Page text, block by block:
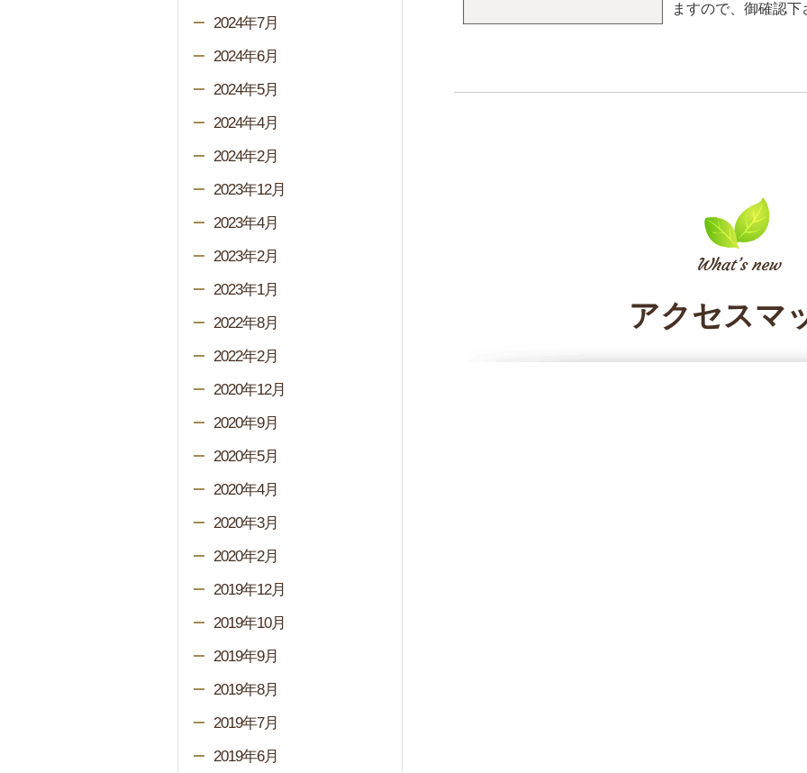
ますので、御確認
アクセスマ
2024年7月
2024年6月
2024年5月
2024年4月
2024年2月
2023年12月
2023年4月
2023年2月
2023年1月
2022年8月
2022年2月
2020年12月
2020年9月
2020年5月
2020年4月
2020年3月
2020年2月
2019年12月
2019年10月
2019年9月
2019年8月
2019年7月
2019年6月